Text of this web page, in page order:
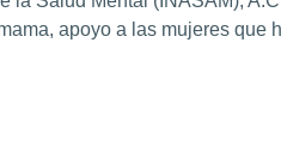
apoyo a las mujeres que